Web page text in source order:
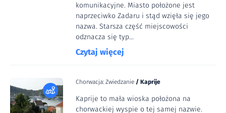
komunikacyjne. Miasto położone jest
naprzeciwko Zadaru i stąd wzięła się jego
nazwa. Starsza część miejscowości
odznacza się typ...
Czytaj więcej
Chorwacja: Zwiedzanie / Kaprije
Kaprije to mała wioska położona na
chorwackiej wyspie o tej samej nazwie.